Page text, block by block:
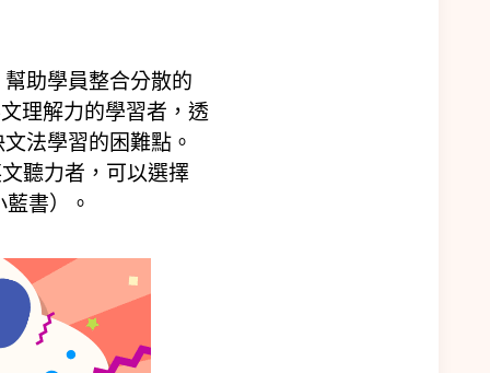
助學員整合分散的
理解力的學習者，透
法學習的困難點。
聽力者，可以選擇
書）。